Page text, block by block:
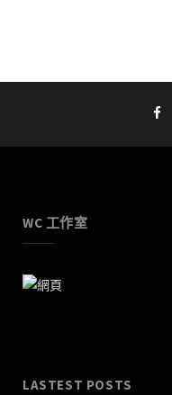
WC 工作室
LASTEST POSTS